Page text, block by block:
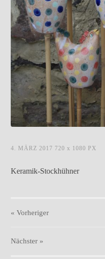
stockhuehner01.jpg
4. MÄRZ 2017 720 x 1080 PX
Keramik-Stockhühner
« Vorheriger
Nächster »